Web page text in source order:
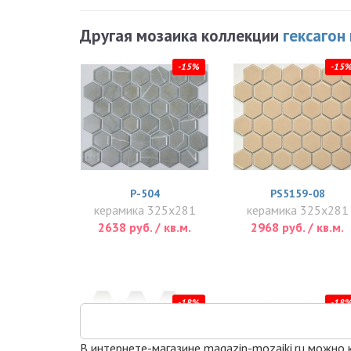
Другая мозаика коллекции
-15%
P-504
керамика 325x281
2638 руб. / кв.м.
-
PS5159-08
керамика 325x281
2968 руб. / кв.м.
-18% -